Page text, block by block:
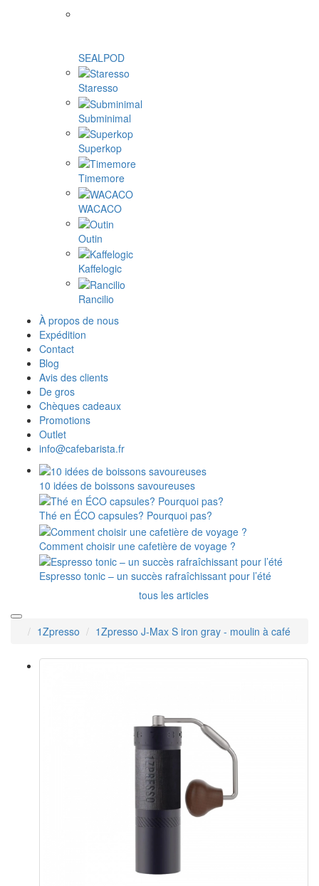
SEALPOD
Staresso
Subminimal
Superkop
Timemore
WACACO
Outin
Kaffelogic
Rancilio
À propos de nous
Expédition
Contact
Blog
Avis des clients
De gros
Chèques cadeaux
Promotions
Outlet
info@cafebarista.fr
10 idées de boissons savoureuses
Thé en ÉCO capsules? Pourquoi pas?
Comment choisir une cafetière de voyage ?
Espresso tonic – un succès rafraîchissant pour l’été
tous les articles
1Zpresso 1Zpresso J-Max S iron gray - moulin à café